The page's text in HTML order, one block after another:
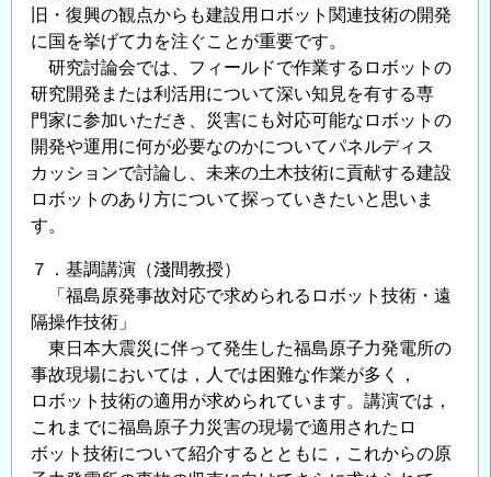
旧・復興の観点からも建設用ロボット関連技術の開発
に国を挙げて力を注ぐことが重要です。
研究討論会では、フィールドで作業するロボットの
研究開発または利活用について深い知見を有する専
門家に参加いただき、災害にも対応可能なロボットの
開発や運用に何が必要なのかについてパネルディス
カッションで討論し、未来の土木技術に貢献する建設
ロボットのあり方について探っていきたいと思いま
す。
７．基調講演（淺間教授）
「福島原発事故対応で求められるロボット技術・遠
隔操作技術」
東日本大震災に伴って発生した福島原子力発電所の
事故現場においては，人では困難な作業が多く，
ロボット技術の適用が求められています。講演では，
これまでに福島原子力災害の現場で適用されたロ
ボット技術について紹介するとともに，これからの原